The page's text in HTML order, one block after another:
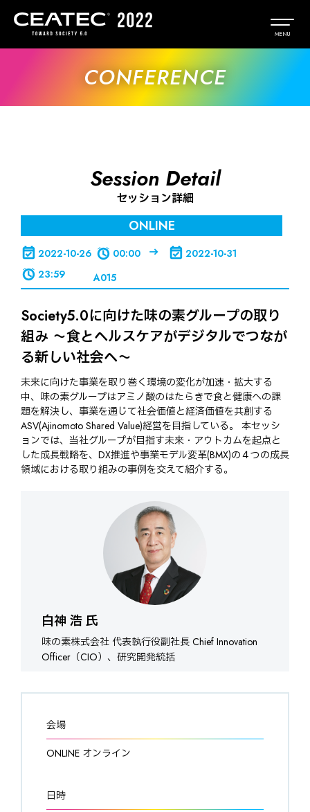
CONFERENCE
Session Detail
セッション詳細
ONLINE
2022-10-26 00:00
2022-10-31
23:59
A015
Society5.0に向けた味の素グループの取り
組み 〜食とヘルスケアがデジタルでつなが
る新しい社会へ〜
未来に向けた事業を取り巻く環境の変化が加速・拡大する
中、味の素グループはアミノ酸のはたらきで食と健康への課
題を解決し、事業を通じて社会価値と経済価値を共創する
ASV(Ajinomoto Shared Value)経営を目指している。 本セッシ
ョンでは、当社グループが目指す未来・アウトカムを起点と
した成長戦略を、DX推進や事業モデル変革(BMX)の４つの成長
領域における取り組みの事例を交えて紹介する。
白神 浩 氏
味の素株式会社 代表執行役副社長 Chief Innovation
Officer（CIO）、研究開発統括
会場
ONLINE オンライン
日時